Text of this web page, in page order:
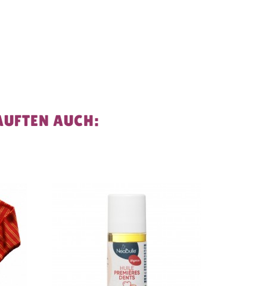
AUCH: